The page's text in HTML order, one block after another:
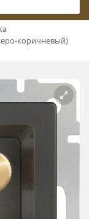
коричневый)